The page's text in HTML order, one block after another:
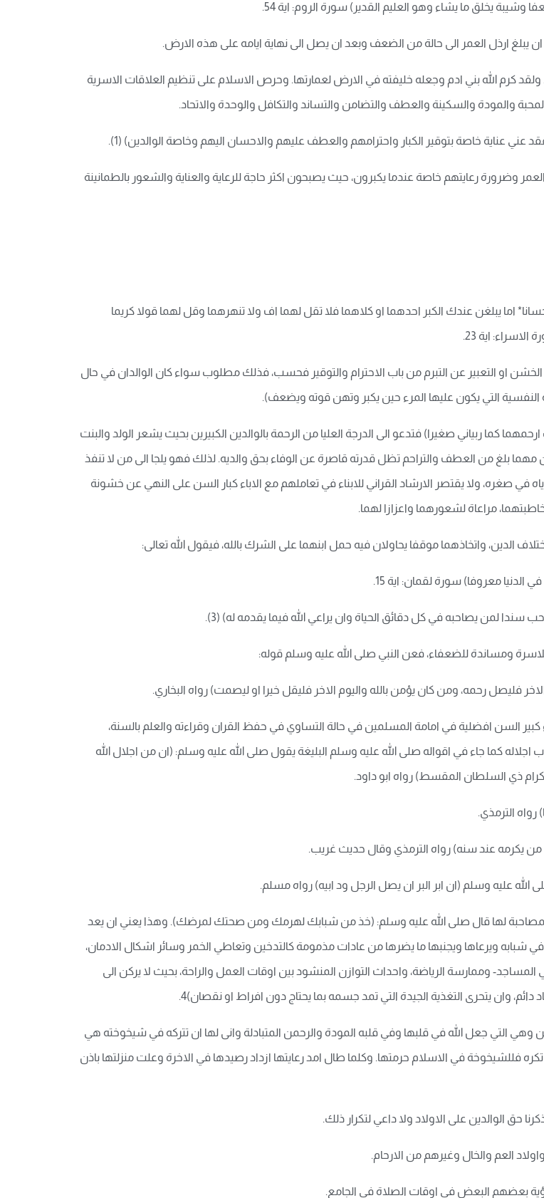
يخلق ما يشاء وهو العليم القدير) سورة الروم: اية 54.
ارذل العمر الى حالة من الضعف وبعد ان يصل الى نهاية ايامه على هذه الارض.
كرم الله بني ادم وجعله خليفته في الارض لعمارتها. وحرص الاسلام على تنظيم العلاقات الاسرية
والمودة والسكينة والعطف والتضامن والتساند والتكافل والوحدة والاتحاد.
عناية خاصة بتوقير الكبار واحترامهم والعطف عليهم والاحسان اليهم وخاصة الوالدين) (1).
وضرورة رعايتهم خاصة عندما يكبرون، حيث يصبحون اكثر حاجة للرعاية والعناية والشعور بالطمانينة
اما يبلغن عندك الكبر احدهما او كلاهما فلا تقل لهما اف ولا تنهرهما وقل لهما قولا كريما
اية 23.
الخشن او التعبير عن التبرم من باب الاحترام والتوقير فحسب، فذلك مطلوب سواء كان الوالدان في حال
التي يكون عليها المرء حين يكبر وتهن قوته ويضعف).
كما ربياني صغيرا) فتدعو الى الدرجة العليا من الرحمة بالوالدين الكبيرين بحيث يشعر الولد والبنت
مهما بلغ من العطف والتراحم تظل قدرته قاصرة عن الوفاء بحق والديه. لذلك فهو يلجا الى من لا تنفذ
اياه في صغره، ولا يقتصر الارشاد القراني للابناء في تعاملهم مع الاباء كبار السن على النهي عن خشونة
مراعاة لشعورهما واعزازا لهما.
الدين، واتخاذهما موقفا يحاولان فيه حمل ابنهما على الشرك بالله، فيقول الله تعالى:
معروفا) سورة لقمان: اية 15.
لمن يصاحبه في كل دقائق الحياة وان يراعي الله فيما يقدمه له) (3).
ومساندة للضعفاء، فعن النبي صلى الله عليه وسلم قوله:
فليصل رحمه، ومن كان يؤمن بالله واليوم الاخر فليقل خيرا او ليصمت) رواه البخاري.
السن افضلية في امامة المسلمين في حالة التساوي في حفظ القران وقراءته والعلم بالسنة،
كما جاء في اقواله صلى الله عليه وسلم البليغة يقول صلى الله عليه وسلم: (ان من اجلال الله
ذي السلطان المقسط) رواه ابو داود.
الترمذي.
من يكرمه عند سنه) رواه الترمذي وقال حديث غريب.
الله عليه وسلم (ان ابر البر ان يصل الرجل ود ابيه) رواه مسلم.
لها قال صلى الله عليه وسلم: (خذ من شبابك لهرمك ومن صحتك لمرضك). وهذا يعني ان يعد
شبابه ويرعاها ويجنبها ما يضرها من عادات مذمومة كالتدخين وتعاطي الخمر وسائر اشكال الادمان،
وممارسة الرياضة، واحداث التوازن المنشود بين اوقات العمل والراحة، بحيث لا يركن الى
وان يتحرى التغذية الجيدة التي تمد جسمه بما يحتاج دون افراط او نقصان)4.
التي جعل الله في قلبها وفي قلبه المودة والرحمن المتبادلة وانى لها ان تتركه في شيخوخته هي
فللشيخوخة في الاسلام حرمتها. وكلما طال امد رعايتها ازداد رصيدها في الاخرة وعلت منزلتها باذن
حق الوالدين على الاولاد ولا داعي لتكرار ذلك.
العم والخال وغيرهم من الارحام.
رؤية بعضهم البعض في اوقات الصلاة في الجامع.